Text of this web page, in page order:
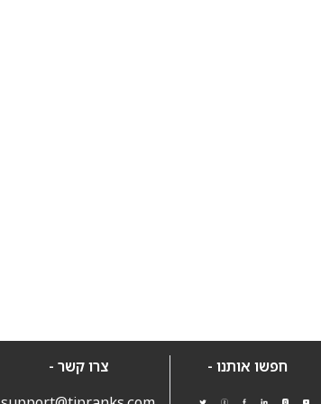
חפשו אותנו -
צרו קשר -